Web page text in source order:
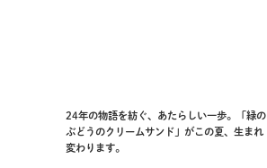
24年の物語を紡ぐ、あたらしい一歩。「緑の
ぶどうのクリームサンド」がこの夏、生まれ
変わります。